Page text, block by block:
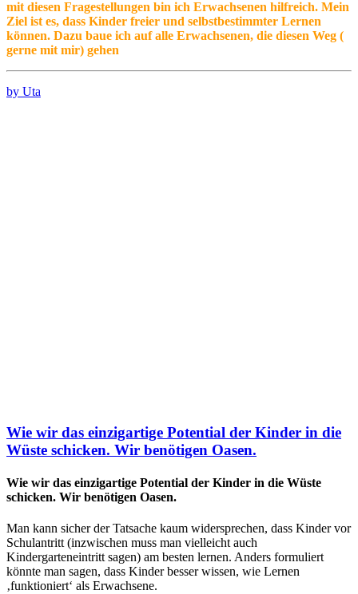
mit diesen Fragestellungen bin ich Erwachsenen hilfreich. Mein
Ziel ist es, dass Kinder freier und selbstbestimmter Lernen
können. Dazu baue ich auf alle Erwachsenen, die diesen Weg (
gerne mit mir) gehen
by Uta
Wie wir das einzigartige Potential der Kinder in die
Wüste schicken. Wir benötigen Oasen.
Wie wir das einzigartige Potential der Kinder in die Wüste
schicken. Wir benötigen Oasen.
Man kann sicher der Tatsache kaum widersprechen, dass Kinder vor
Schulantritt (inzwischen muss man vielleicht auch
Kindergarteneintritt sagen) am besten lernen. Anders formuliert
könnte man sagen, dass Kinder besser wissen, wie Lernen
‚funktioniert‘ als Erwachsene.